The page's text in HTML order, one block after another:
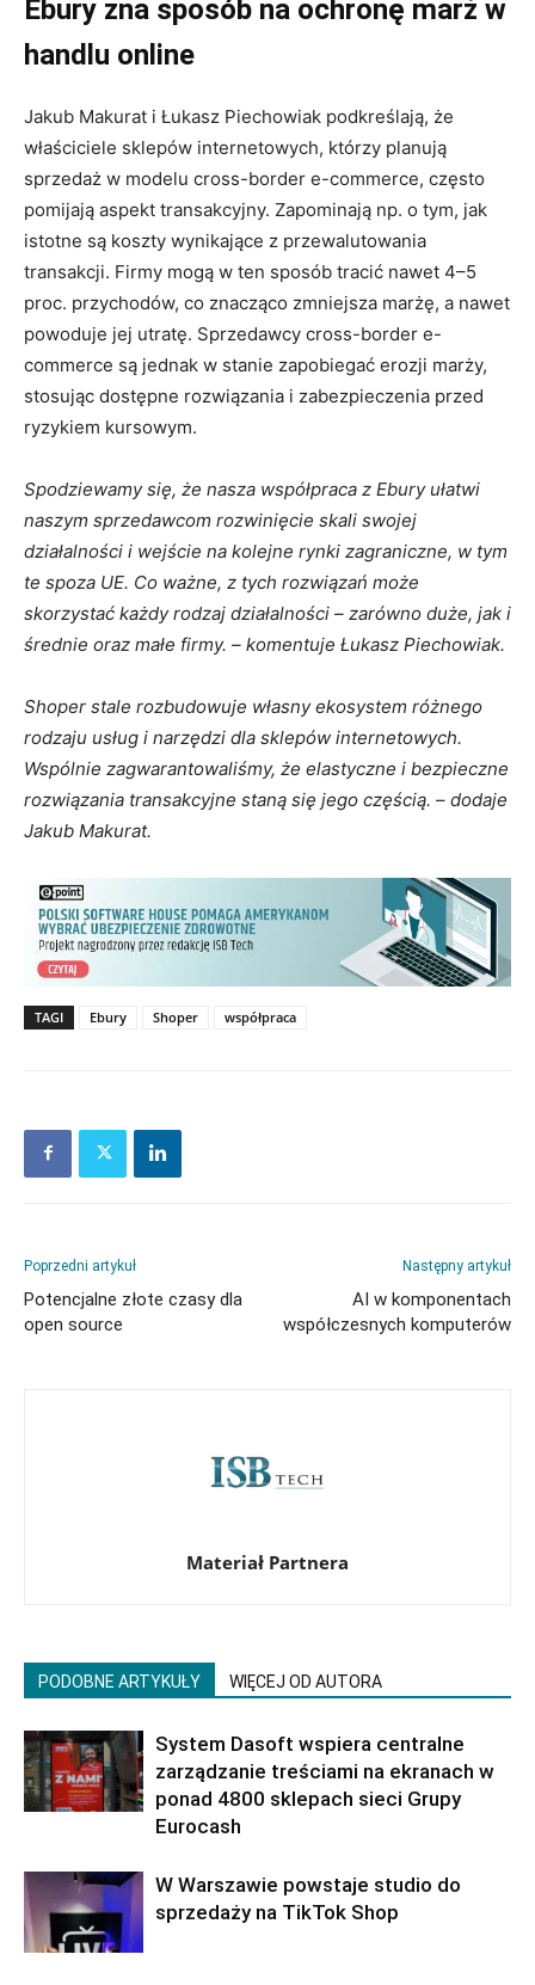
Ebury zna sposób na ochronę marż w
handlu online
Jakub Makurat i Łukasz Piechowiak podkreślają, że
właściciele sklepów internetowych, którzy planują
sprzedaż w modelu cross-border e-commerce, często
pomijają aspekt transakcyjny. Zapominają np. o tym, jak
istotne są koszty wynikające z przewalutowania
transakcji. Firmy mogą w ten sposób tracić nawet 4–5
proc. przychodów, co znacząco zmniejsza marżę, a nawet
powoduje jej utratę. Sprzedawcy cross-border e-
commerce są jednak w stanie zapobiegać erozji marży,
stosując dostępne rozwiązania i zabezpieczenia przed
ryzykiem kursowym.
Spodziewamy się, że nasza współpraca z Ebury ułatwi
naszym sprzedawcom rozwinięcie skali swojej
działalności i wejście na kolejne rynki zagraniczne, w tym
te spoza UE. Co ważne, z tych rozwiązań może
skorzystać każdy rodzaj działalności – zarówno duże, jak i
średnie oraz małe firmy. – komentuje Łukasz Piechowiak.
Shoper stale rozbudowuje własny ekosystem różnego
rodzaju usług i narzędzi dla sklepów internetowych.
Wspólnie zagwarantowaliśmy, że elastyczne i bezpieczne
rozwiązania transakcyjne staną się jego częścią. – dodaje
Jakub Makurat.
TAGI Ebury Shoper współpraca
Poprzedni artykuł
Potencjalne złote czasy dla
open source
Następny artykuł
AI w komponentach
współczesnych komputerów
Materiał Partnera
PODOBNE ARTYKUŁY WIĘCEJ OD AUTORA
System Dasoft wspiera centralne
zarządzanie treściami na ekranach w
ponad 4800 sklepach sieci Grupy
Eurocash
W Warszawie powstaje studio do
sprzedaży na TikTok Shop